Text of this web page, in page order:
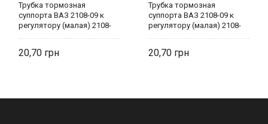
Трубка тормозная
суппорта ВАЗ 2108-09 к
регулятору (малая) 2108-
20,70
Трубка тормозная
суппорта ВАЗ 2108-09 к
регулятору (малая) 2108-
20,70